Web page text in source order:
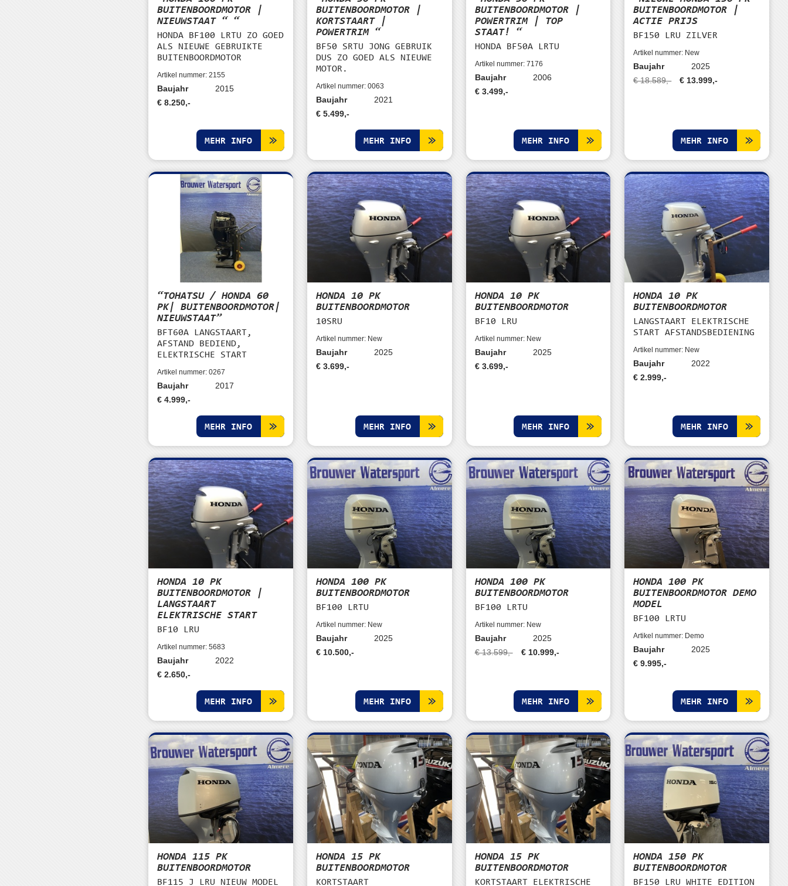
BUITENBOORDMOTOR |
NIEUWSTAAT “ “
HONDA BF100 LRTU ZO GOED
ALS NIEUWE GEBRUIKTE
BUITENBOORDMOTOR
Artikel nummer: 2155
Baujahr
2015
€ 8.250,-
MEHR INFO
BUITENBOORDMOTOR |
KORTSTAART |
POWERTRIM “
BF50 SRTU JONG GEBRUIK
DUS ZO GOED ALS NIEUWE
MOTOR.
Artikel nummer: 0063
Baujahr
2021
€ 5.499,-
MEHR INFO
BUITENBOORDMOTOR |
POWERTRIM | TOP
STAAT! “
HONDA BF50A LRTU
Artikel nummer: 7176
Baujahr
2006
€ 3.499,-
MEHR INFO
BUITENBOORDMOTOR |
ACTIE PRIJS
BF150 LRU ZILVER
Artikel nummer: New
Baujahr
2025
€ 18.589,-
€ 13.999,-
MEHR INFO
“TOHATSU / HONDA 60
PK| BUITENBOORDMOTOR|
NIEUWSTAAT”
BFT60A LANGSTAART,
AFSTAND BEDIEND,
ELEKTRISCHE START
Artikel nummer: 0267
Baujahr
2017
€ 4.999,-
MEHR INFO
HONDA 10 PK
BUITENBOORDMOTOR
10SRU
Artikel nummer: New
Baujahr
2025
€ 3.699,-
MEHR INFO
HONDA 10 PK
BUITENBOORDMOTOR
BF10 LRU
Artikel nummer: New
Baujahr
2025
€ 3.699,-
MEHR INFO
HONDA 10 PK
BUITENBOORDMOTOR
LANGSTAART ELEKTRISCHE
START AFSTANDSBEDIENING
Artikel nummer: New
Baujahr
2022
€ 2.999,-
MEHR INFO
HONDA 10 PK
BUITENBOORDMOTOR |
LANGSTAART
ELEKTRISCHE START
BF10 LRU
Artikel nummer: 5683
Baujahr
2022
€ 2.650,-
MEHR INFO
HONDA 100 PK
BUITENBOORDMOTOR
BF100 LRTU
Artikel nummer: New
Baujahr
2025
€ 10.500,-
MEHR INFO
HONDA 100 PK
BUITENBOORDMOTOR
BF100 LRTU
Artikel nummer: New
Baujahr
2025
€ 13.599,-
€ 10.999,-
MEHR INFO
HONDA 100 PK
BUITENBOORDMOTOR DEMO
MODEL
BF100 LRTU
Artikel nummer: Demo
Baujahr
2025
€ 9.995,-
MEHR INFO
HONDA 115 PK
BUITENBOORDMOTOR
BF115 J LRU NIEUW MODEL
HONDA 15 PK
BUITENBOORDMOTOR
KORTSTAART
HONDA 15 PK
BUITENBOORDMOTOR
KORTSTAART ELEKTRISCHE
HONDA 150 PK
BUITENBOORDMOTOR
BF150 LRU WHITE EDITION